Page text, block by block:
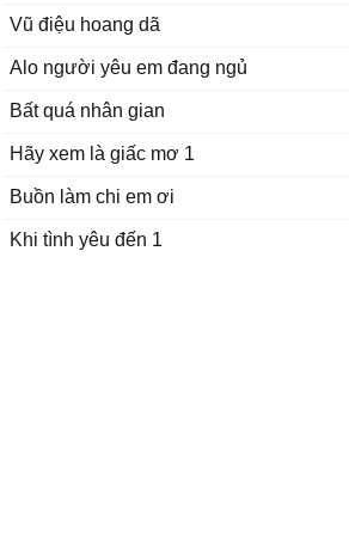
Vũ điệu hoang dã
Alo người yêu em đang ngủ
Bất quá nhân gian
Hãy xem là giấc mơ 1
Buồn làm chi em ơi
Khi tình yêu đến 1